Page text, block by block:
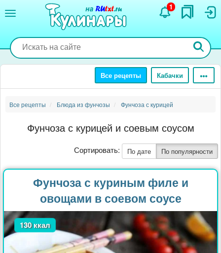
содержанию
1
Все рецепты Кабачки
Все рецепты Блюда из фунчозы Фунчоза с курицей
Фунчоза с курицей и соевым соусом
Сортировать: По дате По популярности
Фунчоза с куриным филе и
овощами в соевом соусе
130 ккал